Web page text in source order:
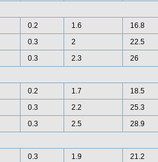
0.2 1.6 16.8
0.3 2 22.5
0.3 2.3 26
0.2 1.7 18.5
0.3 2.2 25.3
0.3 2.5 28.9
0.3 1.9 21.2